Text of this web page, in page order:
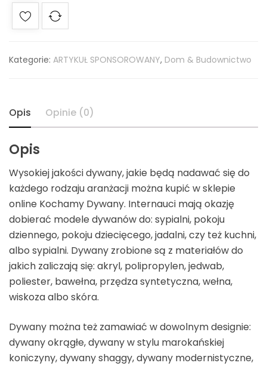
Kategorie: ARTYKUŁ SPONSOROWANY, Dom & Budownictwo
Opis Opinie (0)
Opis
Wysokiej jakości dywany, jakie będą nadawać się do
każdego rodzaju aranżacji można kupić w sklepie
online Kochamy Dywany. Internauci mają okazję
dobierać modele dywanów do: sypialni, pokoju
dziennego, pokoju dziecięcego, jadalni, czy też kuchni,
albo sypialni. Dywany zrobione są z materiałów do
jakich zaliczają się: akryl, polipropylen, jedwab,
poliester, bawełna, przędza syntetyczna, wełna,
wiskoza albo skóra.
Dywany można też zamawiać w dowolnym designie:
dywany okrągłe, dywany w stylu marokańskiej
koniczyny, dywany shaggy, dywany modernistyczne,